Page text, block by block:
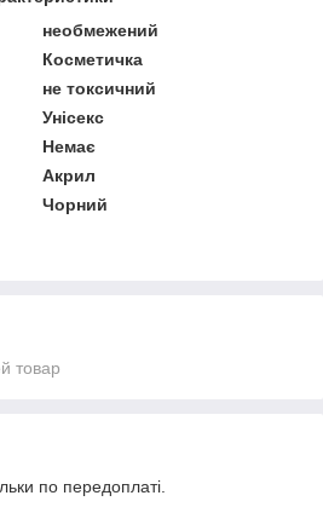
необмежений
Косметичка
не токсичний
Унісекс
Немає
Акрил
Чорний
товар
по передоплаті.